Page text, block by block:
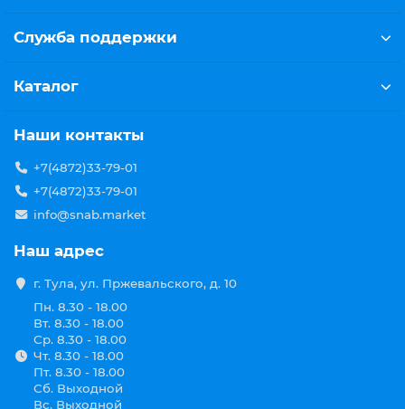
Служба поддержки
Каталог
Наши контакты
+7(4872)33-79-01
+7(4872)33-79-01
info@snab.market
Наш адрес
г. Тула, ул. Пржевальского, д. 10
Пн. 8.30 - 18.00
Вт. 8.30 - 18.00
Ср. 8.30 - 18.00
Чт. 8.30 - 18.00
Пт. 8.30 - 18.00
Сб. Выходной
Вс. Выходной